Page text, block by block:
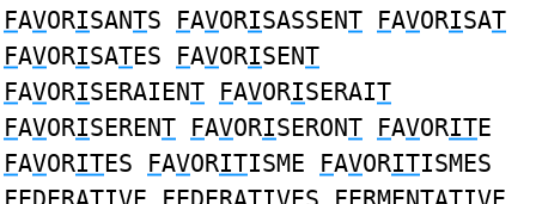
FAVORISANTS FAVORISASSENT FAVORISAT
FAVORISATES FAVORISENT
FAVORISERAIENT FAVORISERAIT
FAVORISERENT FAVORISERONT FAVORITE
FAVORITES FAVORITISME FAVORITISMES